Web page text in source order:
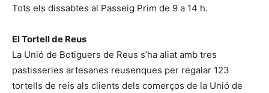
Tots els dissabtes al Passeig Prim de 9 a 14 h.
El Tortell de Reus
La Unió de Botiguers de Reus s’ha aliat amb tres
pastisseries artesanes reusenques per regalar 123
tortells de reis als clients dels comerços de la Unió de